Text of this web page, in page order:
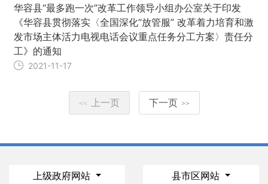
华容县“最多跑一次”改革工作领导小组办公室关于印发
《华容县贯彻落实〈全国深化“放管服” 改革着力培育和激
发市场主体活力电视电话会议重点任务分工方案〉责任分
工》的通知
2021-11-17
<< 上一页 下一页 >>
上级政府网站 县市区网站